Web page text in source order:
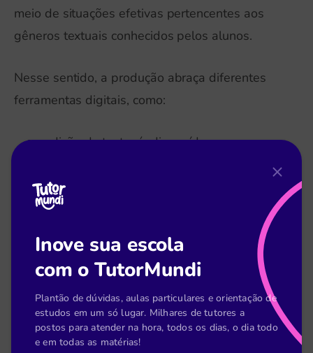
meio de situações efetivas pertencentes aos
gêneros textuais conhecidos pelos alunos.
Nesse sentido, a produção abraça diferentes
ferramentas digitais, como:
edição de texto, áudio e vídeo;
playlists comentadas, fotografias, resenha
de games, entre outros.
Você sabia que a Correção de Redação no
TutorMundi é super interativa!?
Clique para ver
Inove sua escola
com o TutorMundi
Plantão de dúvidas, aulas particulares e orientação de
estudos em um só lugar. Milhares de tutores a
postos para atender na hora, todos os dias, o dia todo
e em todas as matérias!